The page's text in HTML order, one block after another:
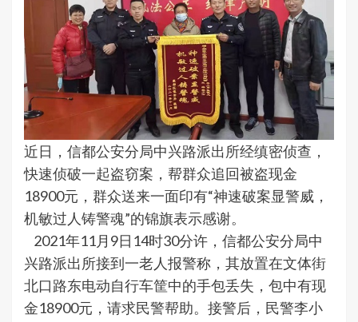
近日，信都公安分局中兴路派出所经缜密侦查，
快速侦破一起盗窃案，帮群众追回被盗现金
18900元，群众送来一面印有“神速破案显警威，
机敏过人铸警魂”的锦旗表示感谢。
2021年11月9日14时30分许，信都公安分局中
兴路派出所接到一老人报警称，其放置在文体街
北口路东电动自行车筐中的手包丢失，包中有现
金18900元，请求民警帮助。接警后，民警李小